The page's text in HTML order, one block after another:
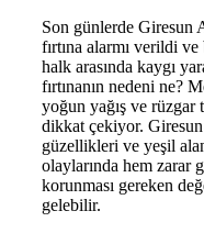
Son günlerde Giresun
fırtına alarmı verildi
halk arasında kaygı
fırtınanın nedeni ne?
yoğun yağış ve rüzgar
dikkat çekiyor.
güzellikleri ve yeşil
olaylarında hem zarar
korunması gereken
gelebilir.